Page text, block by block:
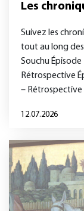
Les
Suivez les
tout au long
Souchu
Rétrospective
– Rétrospective
12.07.2026